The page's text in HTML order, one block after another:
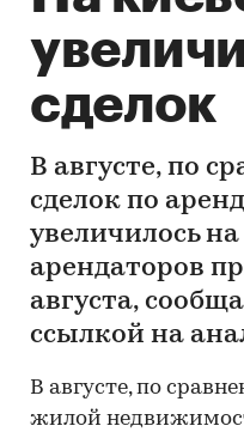
сделок
В августе, по
сделок по
увеличилось
арендаторов
августа,
ссылкой на
В августе, по
жилой